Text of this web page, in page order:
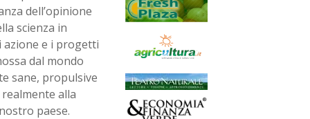
dell’opinione
scienza in
azione e i progetti
dal mondo
sane, propulsive
alla
paese.